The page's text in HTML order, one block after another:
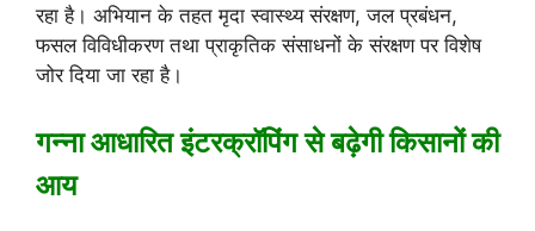
रहा है। अभियान के तहत मृदा स्वास्थ्य संरक्षण, जल प्रबंधन,
फसल विविधीकरण तथा प्राकृतिक संसाधनों के संरक्षण पर विशेष
जोर दिया जा रहा है।
गन्ना आधारित इंटरक्रॉपिंग से बढ़ेगी किसानों की
आय